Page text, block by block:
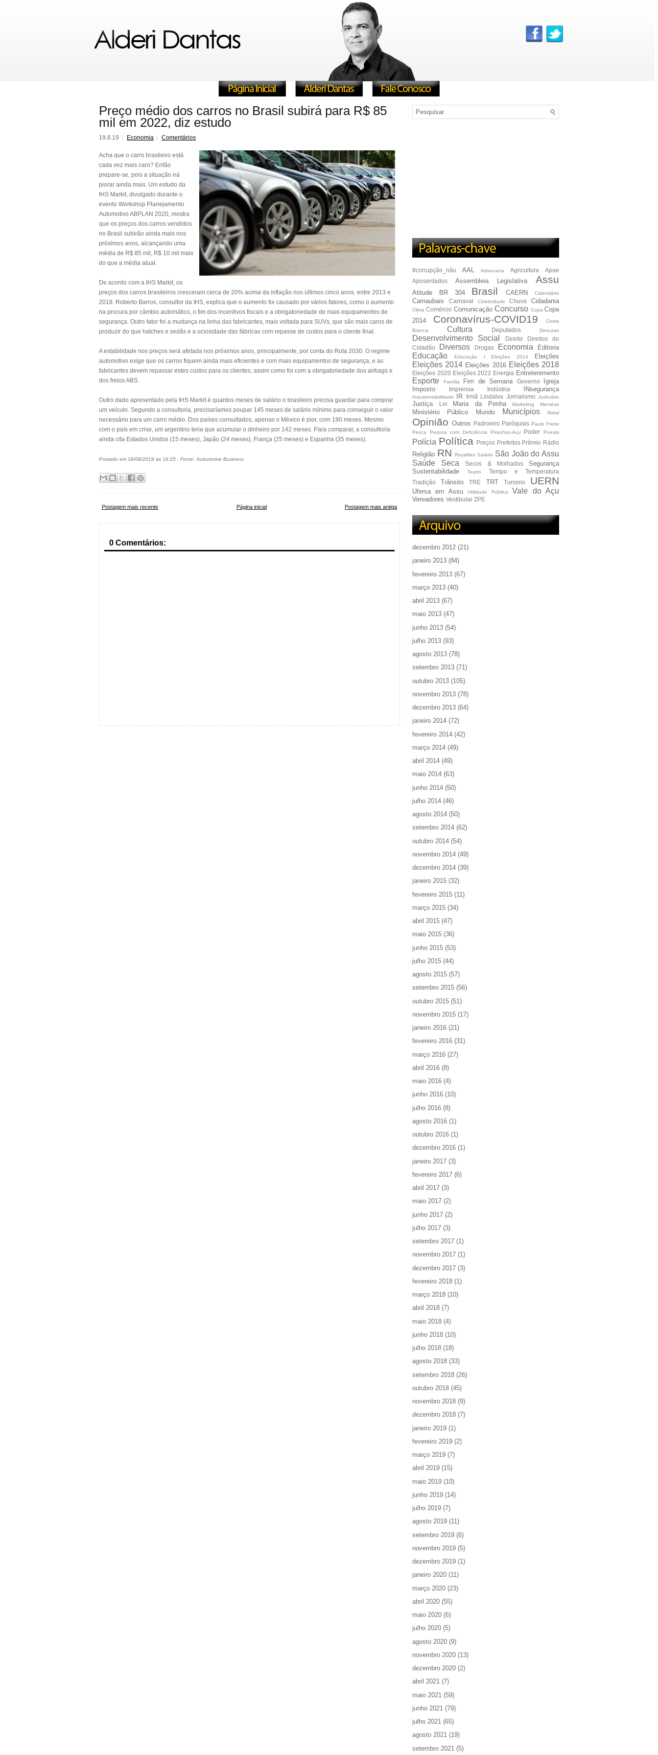
Preço médio dos carros no Brasil subirá para R$ 85
mil em 2022, diz estudo
19.8.19 Economia Comentários
Acha que o carro brasileiro está
cada vez mais caro? Então
prepare-se, pois a situação irá
piorar ainda mais. Um estudo da
IHS Markit, divulgado durante o
evento Workshop Planejamento
Automotivo ABPLAN 2020, mostra
que os preços dos carros vendidos
no Brasil subirão ainda mais nos
próximos anos, alcançando uma
média de R$ 85 mil, R$ 10 mil mais
do que a média atual.
De acordo com a IHS Markit, os
preços dos carros brasileiros cresceram cerca de 20% acima da inflação nos últimos cinco anos, entre 2013 e
2018. Roberto Barros, consultor da IHS, explica que o aumento foi causado por vários fatores, como o aumento
na procura por câmbio automático, o fim dos incentivos fiscais e a obrigatoriedade de mais equipamentos de
segurança. Outro fator foi a mudança na linha das fabricantes, mais voltada para SUVs, que são mais caros de
produzir do que hatches e sedãs e a ociosidade das fábricas com repasse de custos para o cliente final.
A estabilidade nos preços será afetada nos próximos anos, principalmente, por conta do Rota 2030. O regime
automotivo exige que os carros fiquem ainda mais eficientes e com mais equipamentos de segurança, e as
fabricantes devem repassar estes custos para os clientes, assim como foi com a obrigatoriedade dos airbags e
dos freios ABS.
Outro dado apresentado pela IHS Markit é quantos meses de salário o brasileiro precisa guardar para comprar
um veículo. Segundo a consultoria, precisaríamos poupar 145 meses de salário mínimo para conseguir o valor
necessário para um carro médio. Dos países consultados, apenas o México é pior, com 190 meses. Mesmo
com o país em crise, um argentino teria que acumular o dinheiro por 142 meses. Para comparar, a consultoria
ainda cita Estados Unidos (15 meses), Japão (24 meses), França (25 meses) e Espanha (35 meses).
Postado em 19/08/2019 às 16:25 - Fonte: Automotive Business
Postagem mais recente Postagem mais antiga
Página inicial
0 Comentários:
#corrupção_não AAL Advocacia Agricultura
Apae
Aposentados
Assembleia Legislativa Assu
Atitude BR 304 Brasil CAERN Calendário
Carnaubais Carnaval Celebridade Chuva Cidadania
Clima Comércio Comunicação Concurso Copa Copa
2014
Coronavírus-COVID19
Costa
Branca
Cultura Deputados Descaso
Desenvolvimento Social Direito
Direitos do
Cidadão
Diversos Drogas Economia Editoria
Educação Educação I Eleições 2014 Eleições
Eleições 2014 Eleições 2016 Eleições 2018
Eleições 2020 Eleições 2022 Energia Entretenimento
Esporte Família Fim de Semana Governo
Igreja
Imposto
Imprensa Indústria INsegurança
Insustentabilidade IR Irmã Lindalva Jornalismo Judiciário
Justiça Lei Maria da Penha Marketing Memória
Ministério Público Mundo Municípios Natal
Opinião Outros Padroeiro Paróquias Paulo Freire
Pesca
Pessoa com Deficiência Piranhas-Açu Poder Poesia
Polícia Política Preços Prefeitos Prêmio Rádio
Religião RN Royalties Salário São João do Assu
Saúde
Seca Secos & Molhados
Segurança
Sustentabilidade
Teatro
Tempo e Temperatura
Tradição
Trânsito TRE TRT Turismo UERN
Ufersa em Assu Utilidade Pública Vale do Açu
Vereadores Vestibular ZPE
dezembro 2012 (21)
janeiro 2013 (84)
fevereiro 2013 (67)
março 2013 (40)
abril 2013 (67)
maio 2013 (47)
junho 2013 (54)
julho 2013 (93)
agosto 2013 (78)
setembro 2013 (71)
outubro 2013 (105)
novembro 2013 (78)
dezembro 2013 (64)
janeiro 2014 (72)
fevereiro 2014 (42)
março 2014 (49)
abril 2014 (49)
maio 2014 (63)
junho 2014 (50)
julho 2014 (46)
agosto 2014 (50)
setembro 2014 (62)
outubro 2014 (54)
novembro 2014 (49)
dezembro 2014 (39)
janeiro 2015 (32)
fevereiro 2015 (11)
março 2015 (34)
abril 2015 (47)
maio 2015 (36)
junho 2015 (53)
julho 2015 (44)
agosto 2015 (57)
setembro 2015 (56)
outubro 2015 (51)
novembro 2015 (17)
janeiro 2016 (21)
fevereiro 2016 (31)
março 2016 (27)
abril 2016 (8)
maio 2016 (4)
junho 2016 (10)
julho 2016 (8)
agosto 2016 (1)
outubro 2016 (1)
dezembro 2016 (1)
janeiro 2017 (3)
fevereiro 2017 (6)
abril 2017 (3)
maio 2017 (2)
junho 2017 (2)
julho 2017 (3)
setembro 2017 (1)
novembro 2017 (1)
dezembro 2017 (3)
fevereiro 2018 (1)
março 2018 (10)
abril 2018 (7)
maio 2018 (4)
junho 2018 (10)
julho 2018 (18)
agosto 2018 (33)
setembro 2018 (26)
outubro 2018 (45)
novembro 2018 (9)
dezembro 2018 (7)
janeiro 2019 (1)
fevereiro 2019 (2)
março 2019 (7)
abril 2019 (15)
maio 2019 (10)
junho 2019 (14)
julho 2019 (7)
agosto 2019 (11)
setembro 2019 (6)
novembro 2019 (5)
dezembro 2019 (1)
janeiro 2020 (11)
março 2020 (23)
abril 2020 (55)
maio 2020 (6)
julho 2020 (5)
agosto 2020 (9)
novembro 2020 (13)
dezembro 2020 (2)
abril 2021 (7)
maio 2021 (59)
junho 2021 (79)
julho 2021 (65)
agosto 2021 (19)
setembro 2021 (5)